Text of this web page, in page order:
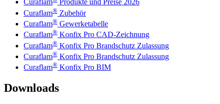
Curaflam
Produkte und Preise 2026
Curaflam® Zubehör
Curaflam® Gewerketabelle
Curaflam® Konfix Pro CAD-Zeichnung
Curaflam® Konfix Pro Brandschutz Zulassung
Curaflam® Konfix Pro Brandschutz Zulassung
Curaflam® Konfix Pro BIM
Downloads